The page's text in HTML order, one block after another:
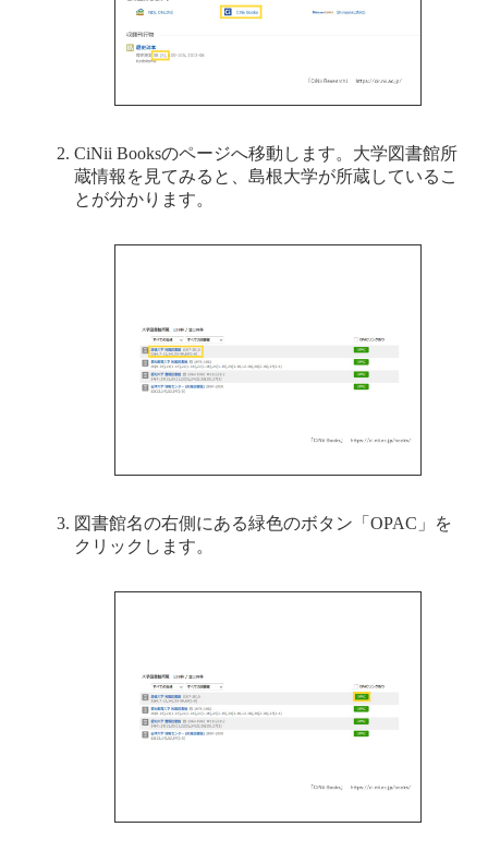
CiNii Booksのページへ移動します。大学図書館所
蔵情報を見てみると、島根大学が所蔵しているこ
とが分かります。
図書館名の右側にある緑色のボタン「OPAC」を
クリックします。